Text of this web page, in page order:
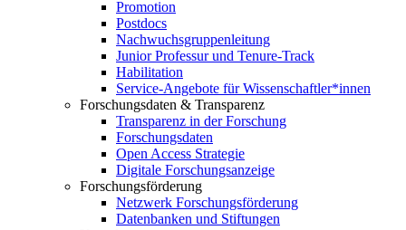
Promotion
Postdocs
Nachwuchsgruppenleitung
Junior Professur und Tenure-Track
Habilitation
Service-Angebote für Wissenschaftler*innen
Forschungsdaten & Transparenz
Transparenz in der Forschung
Forschungsdaten
Open Access Strategie
Digitale Forschungsanzeige
Forschungsförderung
Netzwerk Forschungsförderung
Datenbanken und Stiftungen